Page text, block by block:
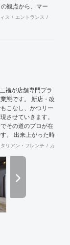
観点から、マー
理、広告（集
せていただくこ
ら「マーケティ
施工」一式、
ければならな
きるのが、プロ
社の強みです。
て、ストーリー
業界の垣根を超
繁盛をお手伝い
ス エントランス
福が店舗専門ブラ
態です。 新店・改
こなし、かつリー
させていきます。
その道のプロが在
。 出来上がった時
経てば経つほど実
様が安心してオー
ています。
タリアン・フレンチ カフェ